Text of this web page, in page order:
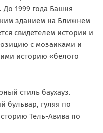
До 1999 года Башня
зданием на Ближнем
свидетелем истории и
с мозаиками и
историю «белого
стиль баухауз.
бульвар, гуляя по
Тель-Авива по